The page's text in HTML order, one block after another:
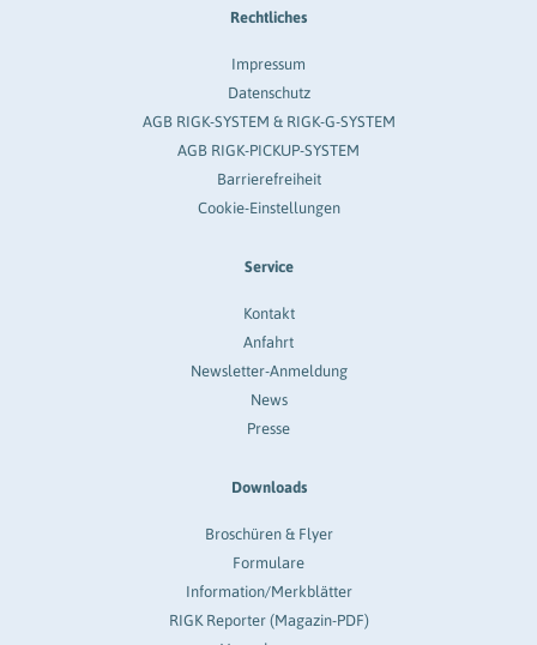
Rechtliches
Impressum
Datenschutz
AGB RIGK-SYSTEM & RIGK-G-SYSTEM
AGB RIGK-PICKUP-SYSTEM
Barrierefreiheit
Cookie-Einstellungen
Service
Kontakt
Anfahrt
Newsletter-Anmeldung
News
Presse
Downloads
Broschüren & Flyer
Formulare
Information/Merkblätter
RIGK Reporter (Magazin-PDF)